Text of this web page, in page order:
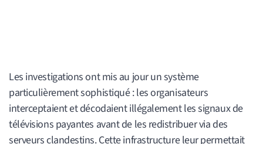
Les investigations ont mis au jour un système
particulièrement sophistiqué : les organisateurs
interceptaient et décodaient illégalement les signaux de
télévisions payantes avant de les redistribuer via des
serveurs clandestins. Cette infrastructure leur permettait